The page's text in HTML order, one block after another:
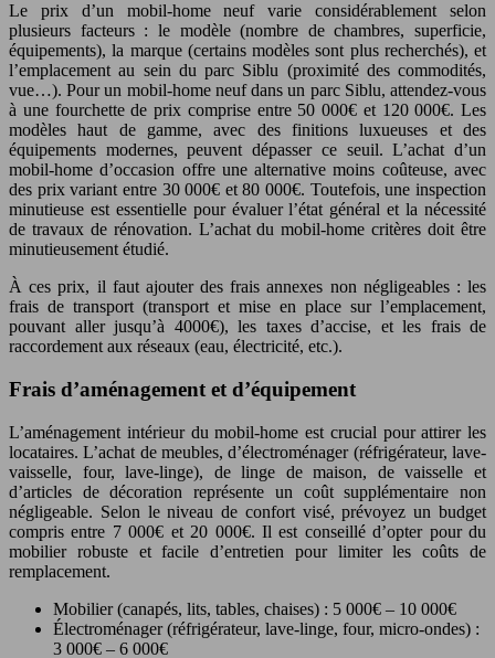
Le prix d’un mobil-home neuf varie considérablement selon
plusieurs facteurs : le modèle (nombre de chambres, superficie,
équipements), la marque (certains modèles sont plus recherchés), et
l’emplacement au sein du parc Siblu (proximité des commodités,
vue…). Pour un mobil-home neuf dans un parc Siblu, attendez-vous
à une fourchette de prix comprise entre 50 000€ et 120 000€. Les
modèles haut de gamme, avec des finitions luxueuses et des
équipements modernes, peuvent dépasser ce seuil. L’achat d’un
mobil-home d’occasion offre une alternative moins coûteuse, avec
des prix variant entre 30 000€ et 80 000€. Toutefois, une inspection
minutieuse est essentielle pour évaluer l’état général et la nécessité
de travaux de rénovation. L’achat du mobil-home critères doit être
minutieusement étudié.
À ces prix, il faut ajouter des frais annexes non négligeables : les
frais de transport (transport et mise en place sur l’emplacement,
pouvant aller jusqu’à 4000€), les taxes d’accise, et les frais de
raccordement aux réseaux (eau, électricité, etc.).
Frais d’aménagement et d’équipement
L’aménagement intérieur du mobil-home est crucial pour attirer les
locataires. L’achat de meubles, d’électroménager (réfrigérateur, lave-
vaisselle, four, lave-linge), de linge de maison, de vaisselle et
d’articles de décoration représente un coût supplémentaire non
négligeable. Selon le niveau de confort visé, prévoyez un budget
compris entre 7 000€ et 20 000€. Il est conseillé d’opter pour du
mobilier robuste et facile d’entretien pour limiter les coûts de
remplacement.
Mobilier (canapés, lits, tables, chaises) : 5 000€ – 10 000€
Électroménager (réfrigérateur, lave-linge, four, micro-ondes) :
3 000€ – 6 000€